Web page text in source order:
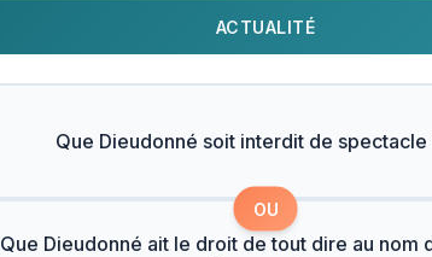
ACTUALITÉ
Que Dieudonné soit interdit de spectacle
OU
Que Dieudonné ait le droit de tout dire au nom